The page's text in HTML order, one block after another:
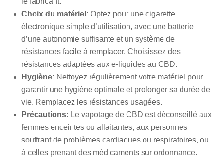
Choix du matériel: Optez pour une cigarette
électronique simple d’utilisation, avec une batterie
d’une autonomie suffisante et un système de
résistances facile à remplacer. Choisissez des
résistances adaptées aux e-liquides au CBD.
Hygiène: Nettoyez régulièrement votre matériel pour
garantir une hygiène optimale et prolonger sa durée de
vie. Remplacez les résistances usagées.
Précautions: Le vapotage de CBD est déconseillé aux
femmes enceintes ou allaitantes, aux personnes
souffrant de problèmes cardiaques ou respiratoires, ou
à celles prenant des médicaments sur ordonnance.